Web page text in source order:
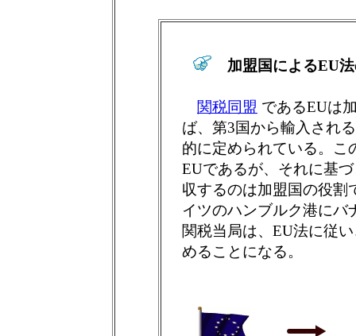
加盟国によるEU
関税同盟 であるEUは
ば、第3国から輸入され
的に定められている。こ
EUであるが、それに基
収するのは加盟国の役割
イツのハンブルク港にバ
関税当局は、EU法に従
めることになる。